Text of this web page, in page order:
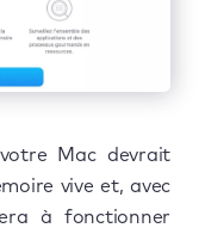
Mac devrait
vive et, avec
à fonctionner